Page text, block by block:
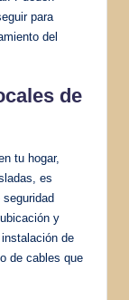
para
del
de
tu hogar,
es
y
de
de cables que